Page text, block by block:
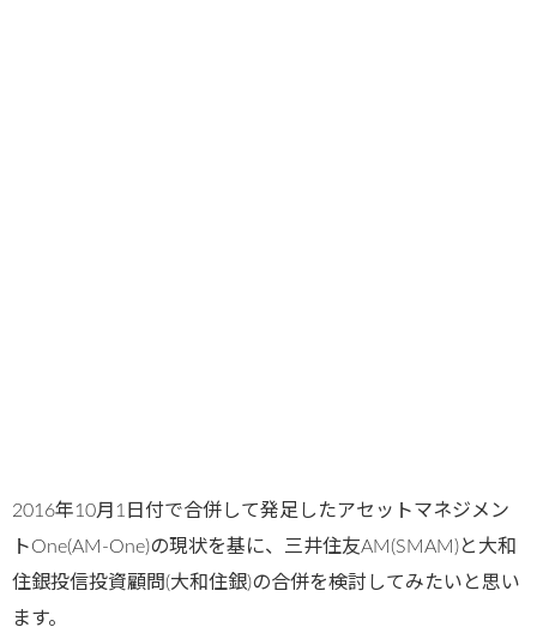
2016年10月1日付で合併して発足したアセットマネジメン
トOne(AM-One)の現状を基に、三井住友AM(SMAM)と大和
住銀投信投資顧問(大和住銀)の合併を検討してみたいと思い
ます。